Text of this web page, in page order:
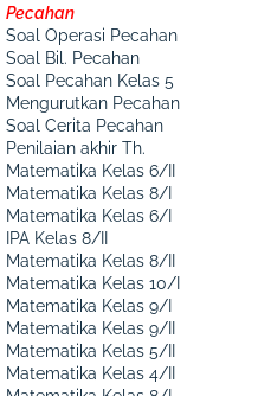
Pecahan
Soal Operasi Pecahan
Soal Bil. Pecahan
Soal Pecahan Kelas 5
Mengurutkan Pecahan
Soal Cerita Pecahan
Penilaian akhir Th.
Matematika Kelas 6/II
Matematika Kelas 8/I
Matematika Kelas 6/I
IPA Kelas 8/II
Matematika Kelas 8/II
Matematika Kelas 10/I
Matematika Kelas 9/I
Matematika Kelas 9/II
Matematika Kelas 5/II
Matematika Kelas 4/II